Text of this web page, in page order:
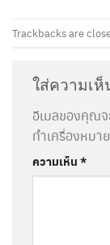
Trackbacks are
ใส่ความเห็
อีเมลของคุณจ
ทำเครื่องหมาย
ความเห็น*